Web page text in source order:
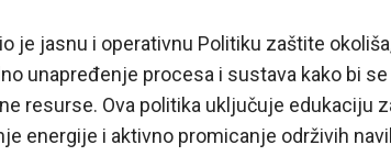
je jasnu i operativnu Politiku zaštite
unapređenje procesa i sustava kako bi
resurse. Ova politika uključuje edukaciju
energije i aktivno promicanje održivih